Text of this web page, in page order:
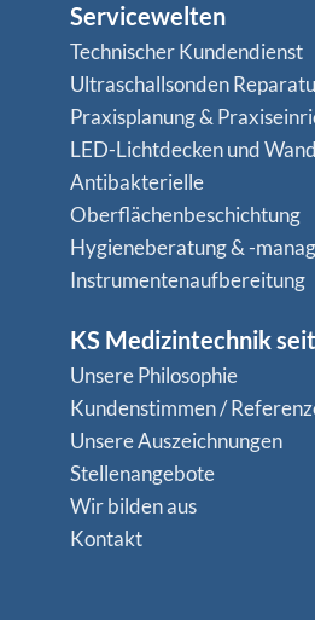
Servicewelten
Technischer Kundendienst
Ultraschallsonden
Praxisplanung &
LED-Lichtdecken und
Antibakterielle
Oberflächenbeschichtung
Hygieneberatung & -
Instrumentenaufbereitung
KS Medizintechnik
Unsere Philosophie
Kundenstimmen /
Unsere Auszeichnungen
Stellenangebote
Wir bilden aus
Kontakt